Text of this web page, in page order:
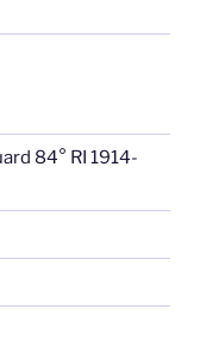
84° RI 1914-